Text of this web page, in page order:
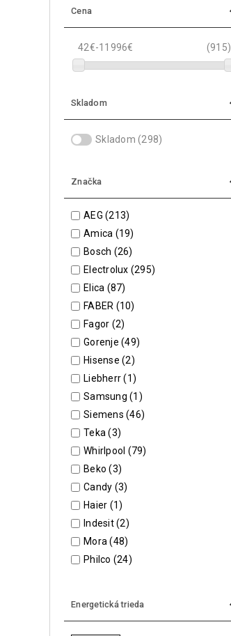
Cena
42€-11996€ (915)
Skladom
Skladom (298)
Značka
AEG (213)
Amica (19)
Bosch (26)
Electrolux (295)
Elica (87)
FABER (10)
Fagor (2)
Gorenje (49)
Hisense (2)
Liebherr (1)
Samsung (1)
Siemens (46)
Teka (3)
Whirlpool (79)
Beko (3)
Candy (3)
Haier (1)
Indesit (2)
Mora (48)
Philco (24)
Energetická trieda